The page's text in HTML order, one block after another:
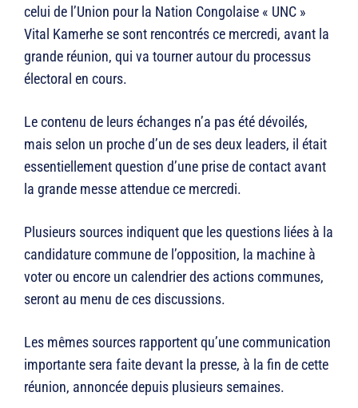
celui de l’Union pour la Nation Congolaise « UNC »
Vital Kamerhe se sont rencontrés ce mercredi, avant la
grande réunion, qui va tourner autour du processus
électoral en cours.
Le contenu de leurs échanges n’a pas été dévoilés,
mais selon un proche d’un de ses deux leaders, il était
essentiellement question d’une prise de contact avant
la grande messe attendue ce mercredi.
Plusieurs sources indiquent que les questions liées à la
candidature commune de l’opposition, la machine à
voter ou encore un calendrier des actions communes,
seront au menu de ces discussions.
Les mêmes sources rapportent qu’une communication
importante sera faite devant la presse, à la fin de cette
réunion, annoncée depuis plusieurs semaines.